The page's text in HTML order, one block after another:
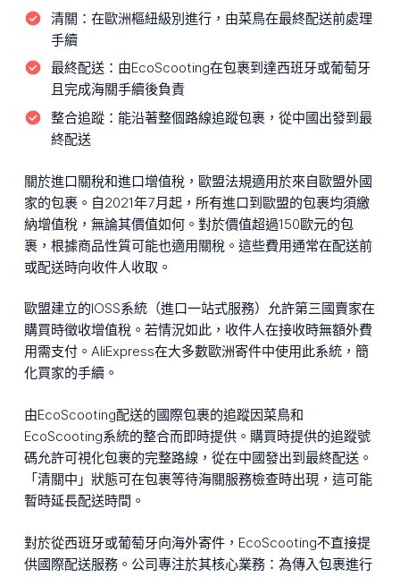
清關： 在歐洲樞紐級別進行，由菜鳥在最終配送前處理
手續
最終配送： 由EcoScooting在包裹到達西班牙或葡萄牙
且完成海關手續後負責
整合追蹤： 能沿著整個路線追蹤包裹，從中國出發到最
終配送
關於進口關稅和進口增值稅，歐盟法規適用於來自歐盟外國
家的包裹。自2021年7月起，所有進口到歐盟的包裹均須繳
納增值稅，無論其價值如何。對於價值超過150歐元的包
裹，根據商品性質可能也適用關稅。這些費用通常在配送前
或配送時向收件人收取。
歐盟建立的IOSS系統（進口一站式服務）允許第三國賣家在
購買時徵收增值稅。若情況如此，收件人在接收時無額外費
用需支付。AliExpress在大多數歐洲寄件中使用此系統，簡
化買家的手續。
由EcoScooting配送的國際包裹的追蹤因菜鳥和
EcoScooting系統的整合而即時提供。購買時提供的追蹤號
碼允許可視化包裹的完整路線，從在中國發出到最終配送。
「清關中」狀態可在包裹等待海關服務檢查時出現，這可能
暫時延長配送時間。
對於從西班牙或葡萄牙向海外寄件，EcoScooting不直接提
供國際配送服務。公司專注於其核心業務：為傳入包裹進行